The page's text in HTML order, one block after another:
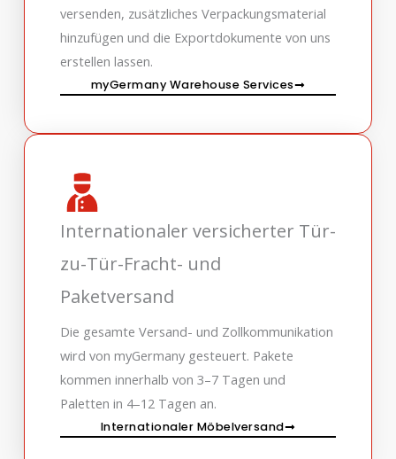
versenden, zusätzliches Verpackungsmaterial
hinzufügen und die Exportdokumente von uns
erstellen lassen.
myGermany Warehouse Services
Internationaler versicherter Tür-
zu-Tür-Fracht- und
Paketversand
Die gesamte Versand- und Zollkommunikation
wird von myGermany gesteuert. Pakete
kommen innerhalb von 3–7 Tagen und
Paletten in 4–12 Tagen an.
Internationaler Möbelversand